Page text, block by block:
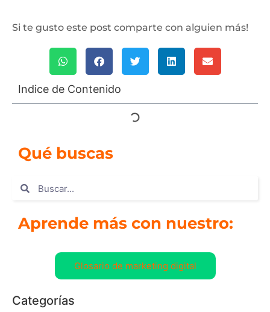
Si te gusto este post comparte con alguien más!
Indice de Contenido
Qué buscas
Aprende más con nuestro:
Glosario de marketing digital
Categorías